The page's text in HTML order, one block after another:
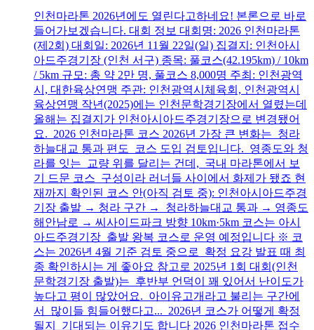
인천마라톤 2026년에도 열린다고하네요! 본론으로 바로
들어가보겠습니다. 대회 정보 대회명: 2026 인천마라톤
(제2회) 대회일: 2026년 11월 22일(일) 집결지: 인천아시
아드주경기장 (인천 서구) 종목: 풀코스(42.195km) / 10km
/ 5km 규모: 총 약 2만 명, 풀코스 8,000명 주최: 인천광역
시, 대한육상연맹 주관: 인천광역시체육회, 인천광역시
육상연맹 작년(2025)에는 인천문학경기장에서 열렸는데
올해는 집결지가 인천아시아드주경기장으로 변경됐어
요. 2026 인천마라톤 코스 2026년 가장 큰 변화는 청라
하늘대교 통과 편도 코스 도입 검토입니다. 영종도와 청
라를 잇는 교량 위를 달리는 건데, 국내 마라톤에서 보
기 드문 코스 구성이라 러너들 사이에서 화제가 됐죠 현
재까지 확인된 코스 안(아직 검토 중): 인천아시아드주경
기장 출발 → 청라 구간 → 청라하늘대교 통과 → 영종도
해안남로 → 씨사이드파크 방향 10km·5km 코스는 아시
아드주경기장 출발 왕복 코스로 운영 예정입니다 ※ 코
스는 2026년 4월 기준 검토 중으로 확정 요강 발표 때 최
종 확인하시는 게 좋아요 참고로 2025년 1회 대회(인천
문학경기장 출발)는 후반부 언덕이 꽤 있어서 난이도가
높다고 평이 많았어요. 아이유고개라고 불리는 구간에
서 많이들 힘들어했다고... 2026년 코스가 어떻게 확정
될지 기대되는 이유기도 합니다 2026 인천마라톤 접수